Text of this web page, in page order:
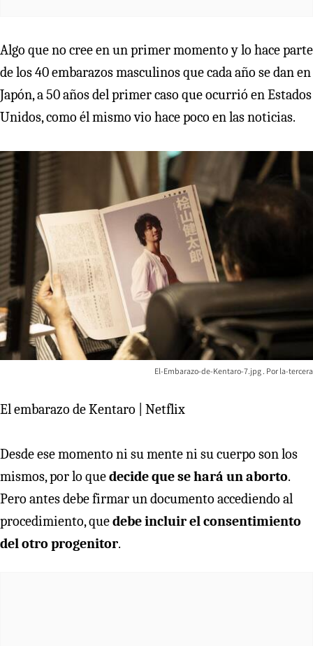
Algo que no cree en un primer momento y lo hace parte
de los 40 embarazos masculinos que cada año se dan en
Japón, a 50 años del primer caso que ocurrió en Estados
Unidos, como él mismo vio hace poco en las noticias.
El-Embarazo-de-Kentaro-7.jpg la-tercera
El embarazo de Kentaro | Netflix
Desde ese momento ni su mente ni su cuerpo son los
mismos, por lo quedecide que se hará un aborto.
Pero antes debe firmar un documento accediendo al
procedimiento, quedebe incluir el consentimiento
del otro progenitor.